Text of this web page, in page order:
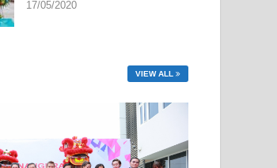
17/05/2020
VIEW ALL